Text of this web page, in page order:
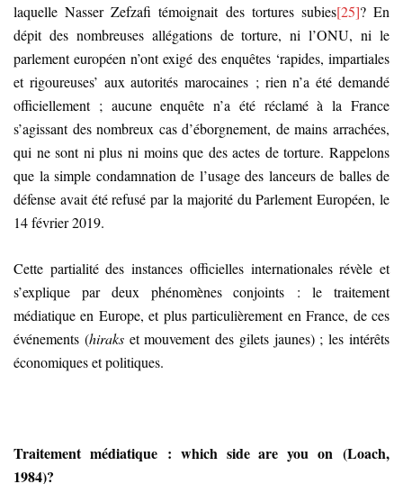
laquelle Nasser Zefzafi témoignait des tortures subies[25]? En
dépit des nombreuses allégations de torture, ni l’ONU, ni le
parlement européen n’ont exigé des enquêtes ‘rapides, impartiales
et rigoureuses’ aux autorités marocaines ; rien n’a été demandé
officiellement ; aucune enquête n’a été réclamé à la France
s’agissant des nombreux cas d’éborgnement, de mains arrachées,
qui ne sont ni plus ni moins que des actes de torture. Rappelons
que la simple condamnation de l’usage des lanceurs de balles de
défense avait été refusé par la majorité du Parlement Européen, le
14 février 2019.
Cette partialité des instances officielles internationales révèle et
s’explique par deux phénomènes conjoints : le traitement
médiatique en Europe, et plus particulièrement en France, de ces
événements (hirakset mouvement des gilets jaunes) ; les intérêts
économiques et politiques.
Traitement médiatique : which side are you on (Loach,
1984)?